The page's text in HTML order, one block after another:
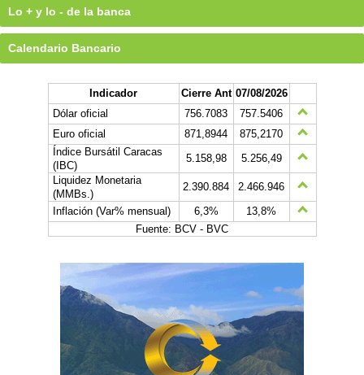
Lo + y lo - de la banca
Calendario Bancario
Indicador Cierre Ant 07/08/2026
Dólar oficial
756.7083
757.5406
Euro oficial
871,8944
875,2170
Índice Bursátil Caracas
(IBC)
5.158,98
5.256,49
Liquidez Monetaria
(MMBs.)
2.390.884
2.466.946
Inflación (Var% mensual)
6,3%
13,8%
Fuente: BCV - BVC